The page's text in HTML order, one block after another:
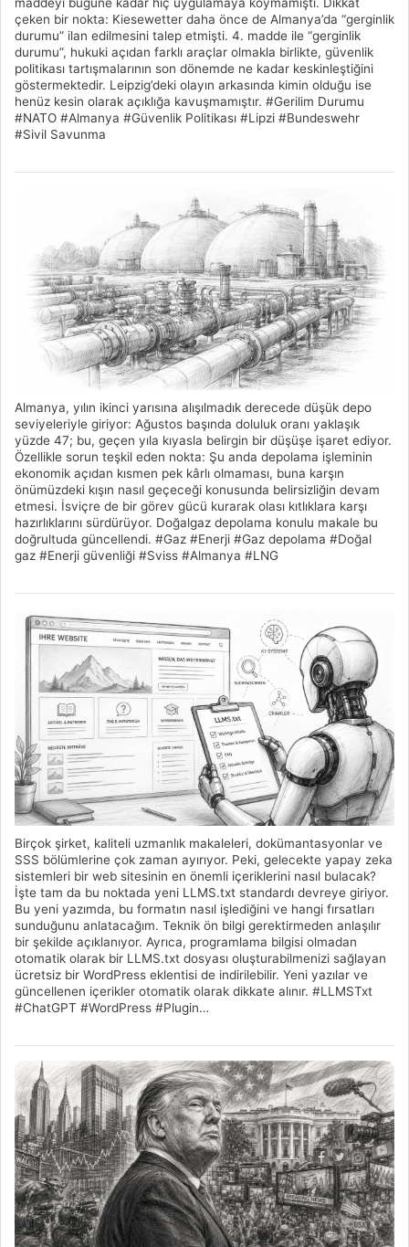
çeken bir nokta: Kiesewetter daha önce de Almanya’da “gerginlik
durumu” ilan edilmesini talep etmişti. 4. madde ile “gerginlik
durumu”, hukuki açıdan farklı araçlar olmakla birlikte, güvenlik
politikası tartışmalarının son dönemde ne kadar keskinleştiğini
göstermektedir. Leipzig’deki olayın arkasında kimin olduğu ise
henüz kesin olarak açıklığa kavuşmamıştır. #Gerilim Durumu
#NATO #Almanya #Güvenlik Politikası #Lipzi #Bundeswehr
#Sivil Savunma
Almanya, yılın ikinci yarısına alışılmadık derecede düşük depo
seviyeleriyle giriyor: Ağustos başında doluluk oranı yaklaşık
yüzde 47; bu, geçen yıla kıyasla belirgin bir düşüşe işaret ediyor.
Özellikle sorun teşkil eden nokta: Şu anda depolama işleminin
ekonomik açıdan kısmen pek kârlı olmaması, buna karşın
önümüzdeki kışın nasıl geçeceği konusunda belirsizliğin devam
etmesi. İsviçre de bir görev gücü kurarak olası kıtlıklara karşı
hazırlıklarını sürdürüyor. Doğalgaz depolama konulu makale bu
doğrultuda güncellendi. #Gaz #Enerji #Gaz depolama #Doğal
gaz #Enerji güvenliği #Sviss #Almanya #LNG
Birçok şirket, kaliteli uzmanlık makaleleri, dokümantasyonlar ve
SSS bölümlerine çok zaman ayırıyor. Peki, gelecekte yapay zeka
sistemleri bir web sitesinin en önemli içeriklerini nasıl bulacak?
İşte tam da bu noktada yeni LLMS.txt standardı devreye giriyor.
Bu yeni yazımda, bu formatın nasıl işlediğini ve hangi fırsatları
sunduğunu anlatacağım. Teknik ön bilgi gerektirmeden anlaşılır
bir şekilde açıklanıyor. Ayrıca, programlama bilgisi olmadan
otomatik olarak bir LLMS.txt dosyası oluşturabilmenizi sağlayan
ücretsiz bir WordPress eklentisi de indirilebilir. Yeni yazılar ve
güncellenen içerikler otomatik olarak dikkate alınır. #LLMSTxt
#ChatGPT #WordPress #Plugin…